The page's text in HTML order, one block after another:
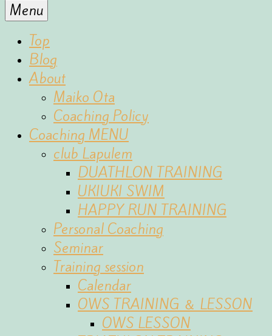
for
the
sports
Menu
Top
Blog
About
Maiko Ota
Coaching Policy
Coaching MENU
club Lapulem
DUATHLON TRAINING
UKIUKI SWIM
HAPPY RUN TRAINING
Personal Coaching
Seminar
Training session
Calendar
OWS TRAINING ＆ LESSON
OWS LESSON